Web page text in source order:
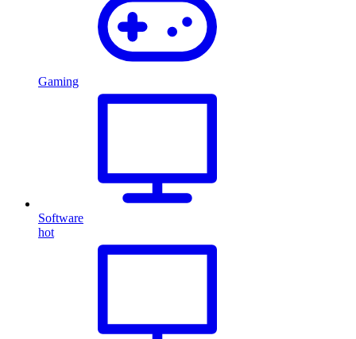
Gaming
Software
hot